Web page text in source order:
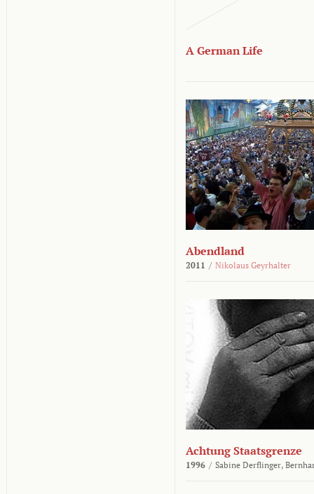
A German Life
Abendland
2011 / Nikolaus Geyrhalter
Achtung Staatsgrenze
1996 / Sabine Derflinger,